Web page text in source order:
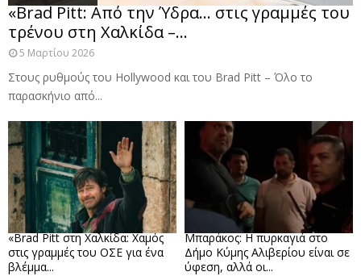
«Brad Pitt: Από την Ύδρα… στις γραμμές του
τρένου στη Χαλκίδα –...
5 Μαρτίου 2026
Στους ρυθμούς του Hollywood και του Brad Pitt – Όλο το
παρασκήνιο από...
«Brad Pitt στη Χαλκίδα: Χαμός
στις γραμμές του ΟΣΕ για ένα
βλέμμα...
Μπαράκος: Η πυρκαγιά στο
Δήμο Κύμης Αλιβερίου είναι σε
ύφεση, αλλά οι...